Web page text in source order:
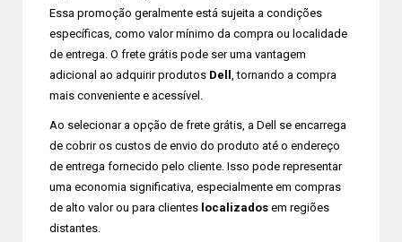
Essa promoção geralmente está sujeita a condições
específicas, como valor mínimo da compra ou localidade
de entrega. O frete grátis pode ser uma vantagem
adicional ao adquirir produtos Dell
, tornando a compra
mais conveniente e acessível.
Ao selecionar a opção de frete grátis, a Dell se encarrega
de cobrir os custos de envio do produto até o endereço
de entrega fornecido pelo cliente. Isso pode representar
uma economia significativa, especialmente em compras
de alto valor ou para clientes localizados em regiões
distantes.